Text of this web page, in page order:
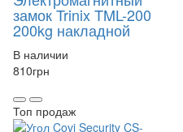
замок Trinix TML-200
200kg накладной
В наличии
810грн
Топ продаж